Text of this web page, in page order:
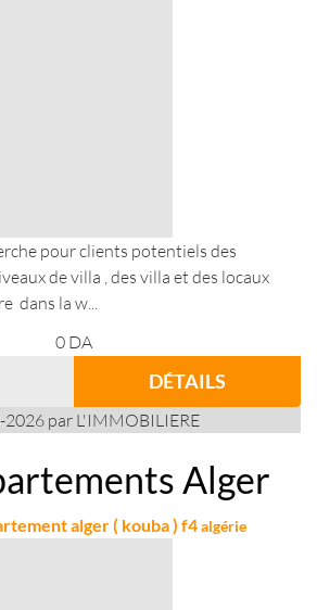
pour clients potentiels des
de villa , des villa et des locaux
dans la w...
0 DA
DÉTAILS
2026 par L'IMMOBILIERE
Alger
alger ( kouba ) f4algérie